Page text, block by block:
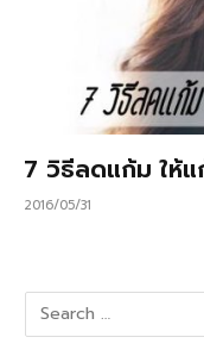
7 วิธีลดแก้ม ให้แ
2016/05/31